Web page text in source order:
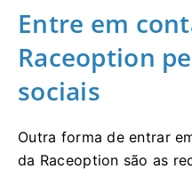
Entre em
Raceoption
sociais
Outra forma de entrar
da Raceoption são as